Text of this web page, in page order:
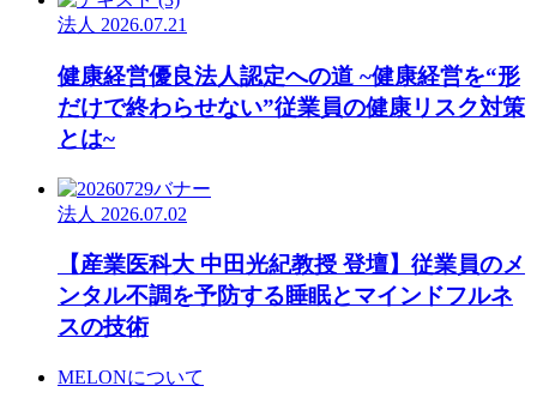
法人 2026.07.21
健康経営優良法人認定への道 ~健康経営を“形
だけで終わらせない”従業員の健康リスク対策
とは~
法人 2026.07.02
【産業医科大 中田光紀教授 登壇】従業員のメ
ンタル不調を予防する睡眠とマインドフルネ
スの技術
MELONについて